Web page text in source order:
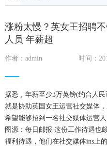
涨粉太慢？英女王招聘
人员 年薪超
作者：admin 时间：
据悉，年薪至少3万英镑(约合人
就是协助英国女王运营社交媒体
希望能够招到一名社交媒体运营人
图源：每日邮报 这份工作待遇也
福利待遇，他们在社交媒体ins上